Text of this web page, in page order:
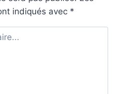
indiqués avec *